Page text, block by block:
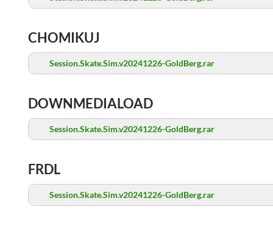
CHOMIKUJ
Session.Skate.Sim.v20241226-GoldBerg.rar
DOWNMEDIALOAD
Session.Skate.Sim.v20241226-GoldBerg.rar
FRDL
Session.Skate.Sim.v20241226-GoldBerg.rar